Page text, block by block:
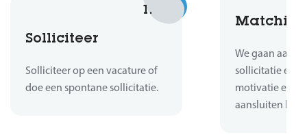
1.
Solliciteer
Solliciteer op een vacature of
doe een spontane sollicitatie.
We gaan aan
sollicitatie en
motivatie en
aansluiten bij